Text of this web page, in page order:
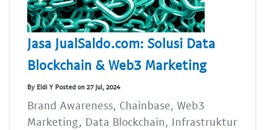
Jasa JualSaldo.com: Solusi Data
Blockchain & Web3 Marketing
By Eldi Y Posted on 27 Jul, 2024
Brand Awareness, Chainbase, Web3
Marketing, Data Blockchain, Infrastruktur